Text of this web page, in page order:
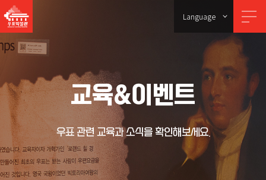
Language
교육&이벤트
우표 관련 교육과 소식을 확인해보세요.